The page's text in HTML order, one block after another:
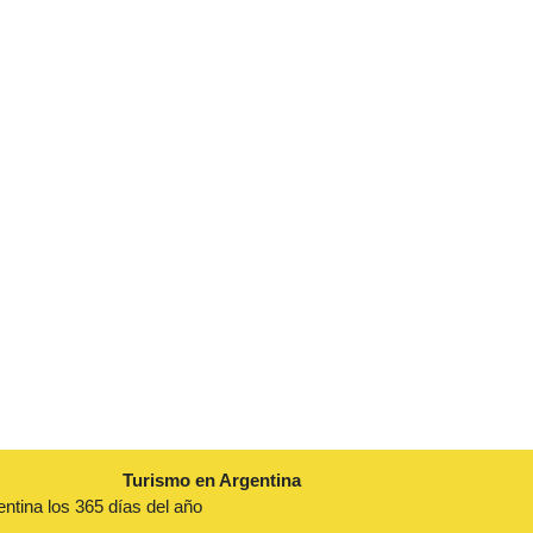
Turismo en Argentina
los 365 días del año